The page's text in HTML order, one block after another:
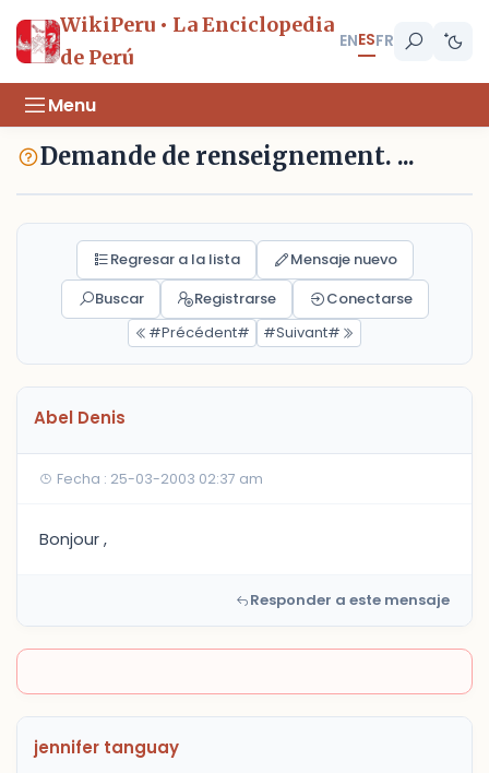
WikiPeru • La Enciclopedia
de Perú
ENESFR
Menu
Demande de renseignement. ...
Regresar a la lista
Mensaje nuevo
Buscar
Registrarse
Conectarse
#Précédent#
#Suivant#
Abel Denis
Fecha : 25-03-2003 02:37 am
Bonjour ,
Responder a este mensaje
jennifer tanguay